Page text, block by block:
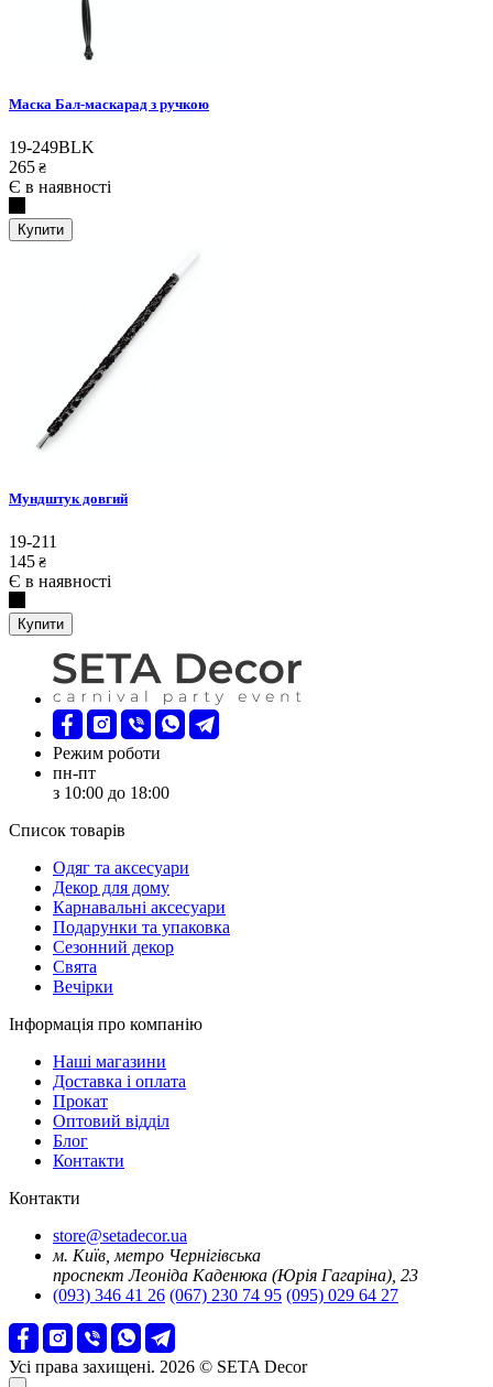
Маска Бал-маскарад з ручкою
19-249BLK
265 ₴
Є в наявності
Купити
Мундштук довгий
19-211
145 ₴
Є в наявності
Купити
Режим роботи
пн-пт
з 10:00 до 18:00
Список товарів
Oдяг та аксесуари
Декор для дому
Карнавальні аксесуари
Подарунки та упаковка
Сезонний декор
Свята
Вечірки
Інформація про компанію
Наші магазини
Доставка і оплата
Прокат
Оптовий відділ
Блог
Контакти
Контакти
store@setadecor.ua
м. Київ, метро Чернігівська
проспект Леоніда Каденюка (Юрія Гагаріна), 23
(093) 346 41 26 (067) 230 74 95 (095) 029 64 27
Усі права захищені. 2026 © SETA Decor